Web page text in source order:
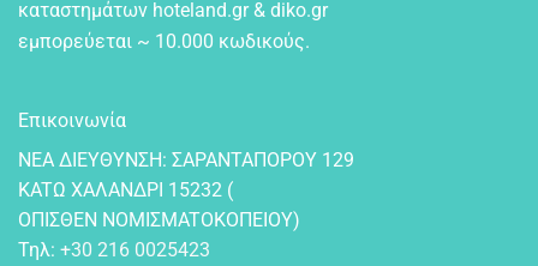
καταστημάτων hoteland.gr & diko.gr
εμπορεύεται ~ 10.000 κωδικούς.
Επικοινωνία
NEA ΔIEYΘYNΣH: ΣAPANTAΠOPOY 129
KATΩ XAΛANΔPI 15232 (
OΠIΣΘEN NOMIΣMATOKOΠEIOY)
Τηλ: +30 216 0025423